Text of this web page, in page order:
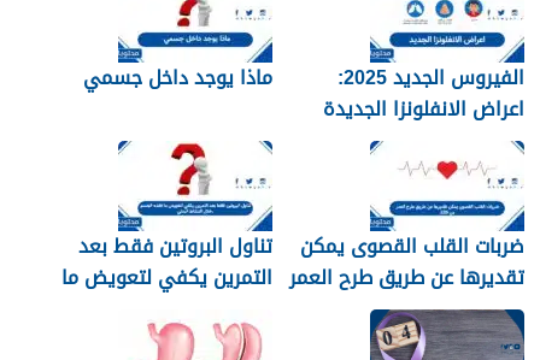
الفيروس الجديد 2025:
اعراض الانفلونزا الجديدة
وطرق العلاج
ماذا يوجد داخل جسمي
ضربات القلب القصوى يمكن
تقديرها عن طريق طرح العمر
من 220
تناول البروتين فقط بعد
التمرين يكفي لتعويض ما
البدني